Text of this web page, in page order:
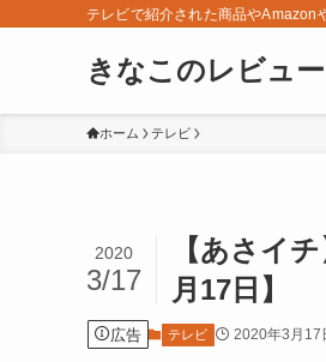
テレビで紹介された商品やAmazon
きなこのレビュ
ホーム テレビ
【あさイ
月17日】
2020
3/17
広告 テレビ 2020年3月17